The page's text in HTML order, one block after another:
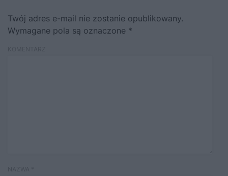
Twój adres e-mail nie zostanie opublikowany.
Wymagane pola są oznaczone *